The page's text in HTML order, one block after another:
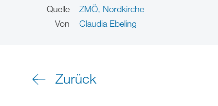
Quelle
ZMÖ, Nordkirche
Von
Claudia Ebeling
Zurück